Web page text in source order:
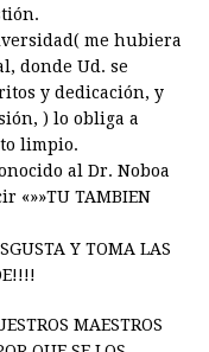
me hubiera
donde Ud. se
y dedicación, y
) lo obliga a
limpio.
al Dr. Noboa
«»»TU TAMBIEN
Y TOMA LAS
MAESTROS